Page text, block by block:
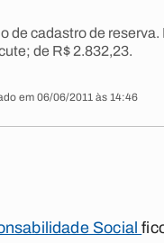
cadastro de
de R$ 2.832,23.
em 06/06/2011 às 14:46
Social